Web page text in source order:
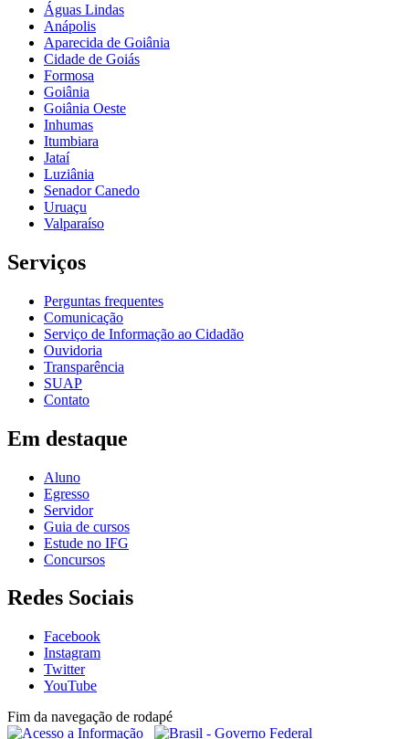
Águas Lindas
Anápolis
Aparecida de Goiânia
Cidade de Goiás
Formosa
Goiânia
Goiânia Oeste
Inhumas
Itumbiara
Jataí
Luziânia
Senador Canedo
Uruaçu
Valparaíso
Serviços
Perguntas frequentes
Comunicação
Serviço de Informação ao Cidadão
Ouvidoria
Transparência
SUAP
Contato
Em destaque
Aluno
Egresso
Servidor
Guia de cursos
Estude no IFG
Concursos
Redes Sociais
Facebook
Instagram
Twitter
YouTube
Fim da navegação de rodapé